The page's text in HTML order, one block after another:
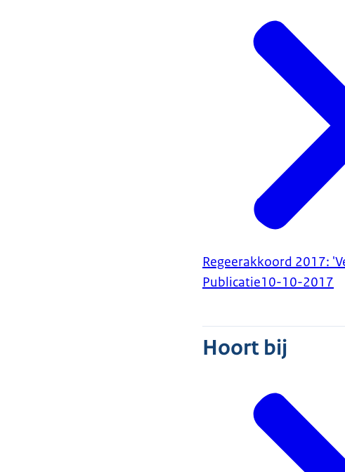
Regeerakkoord 2017:
Publicatie10-10-2017
Hoort bij